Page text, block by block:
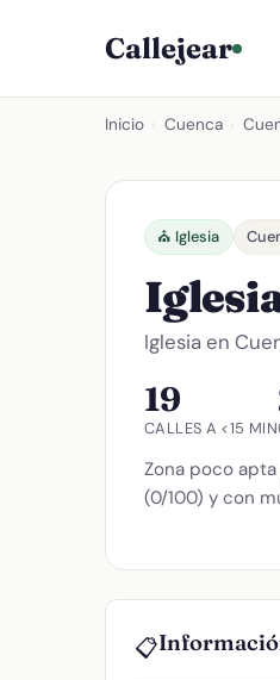
Callejear
Inicio Cuenca
⛪ Iglesia
Iglesia en
19
CALLES A <15 MIN
Zona poco
(0/100) y con
📋